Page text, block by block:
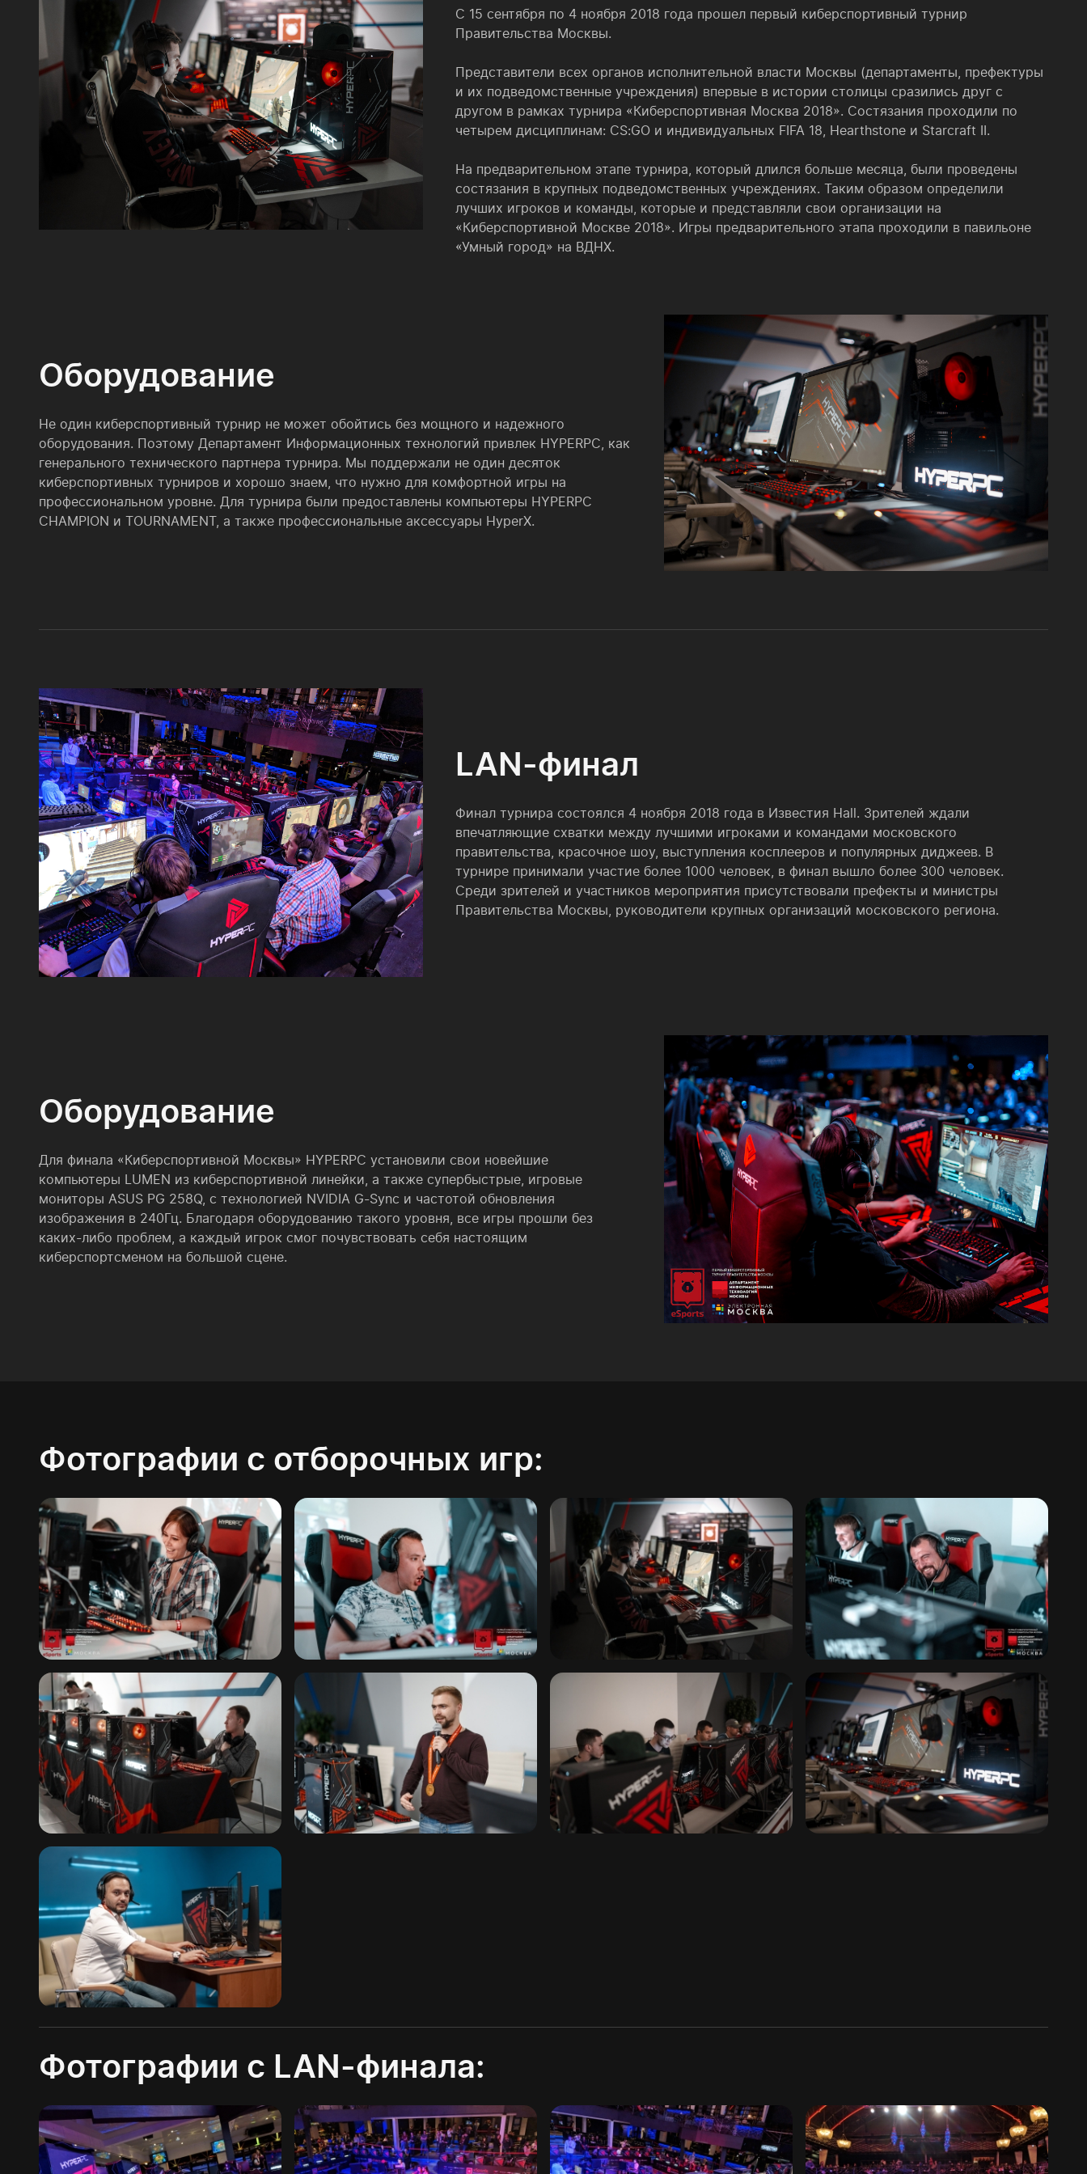
С 15 сентября по 4 ноября 2018 года прошел первый киберспортивный турнир
Правительства Москвы.
Представители всех органов исполнительной власти Москвы (департаменты, префектуры
и их подведомственные учреждения) впервые в истории столицы сразились друг с
другом в рамках турнира «Киберспортивная Москва 2018». Состязания проходили по
четырем дисциплинам: CS:GO и индивидуальных FIFA 18, Hearthstone и Starcraft II.
На предварительном этапе турнира, который длился больше месяца, были проведены
состязания в крупных подведомственных учреждениях. Таким образом определили
лучших игроков и команды, которые и представляли свои организации на
«Киберспортивной Москве 2018». Игры предварительного этапа проходили в павильоне
«Умный город» на ВДНХ.
Оборудование
Не один киберспортивный турнир не может обойтись без мощного и надежного
оборудования. Поэтому Департамент Информационных технологий привлек HYPERPC, как
генерального технического партнера турнира. Мы поддержали не один десяток
киберспортивных турниров и хорошо знаем, что нужно для комфортной игры на
профессиональном уровне. Для турнира были предоставлены компьютеры HYPERPC
CHAMPION и TOURNAMENT, а также профессиональные аксессуары HyperX.
LAN-финал
Финал турнира состоялся 4 ноября 2018 года в Известия Hall. Зрителей ждали
впечатляющие схватки между лучшими игроками и командами московского
правительства, красочное шоу, выступления косплееров и популярных диджеев. В
турнире принимали участие более 1000 человек, в финал вышло более 300 человек.
Среди зрителей и участников мероприятия присутствовали префекты и министры
Правительства Москвы, руководители крупных организаций московского региона.
Оборудование
Для финала «Киберспортивной Москвы» HYPERPC установили свои новейшие
компьютеры LUMEN из киберспортивной линейки, а также супербыстрые, игровые
мониторы ASUS PG 258Q, с технологией NVIDIA G-Sync и частотой обновления
изображения в 240Гц. Благодаря оборудованию такого уровня, все игры прошли без
каких-либо проблем, а каждый игрок смог почувствовать себя настоящим
киберспортсменом на большой сцене.
Фотографии с отборочных игр:
Фотографии с LAN-финала: